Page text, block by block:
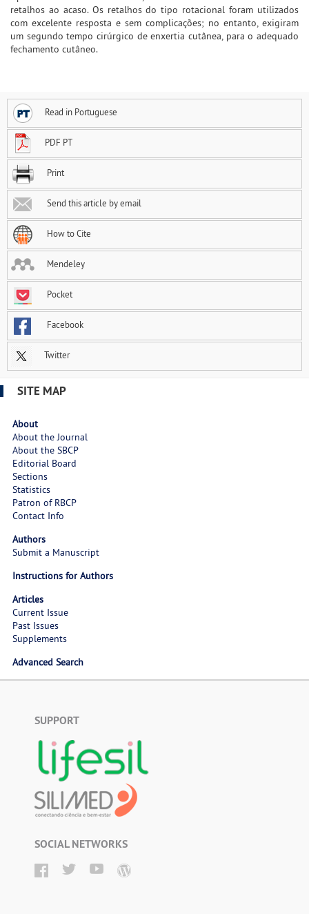
retalhos ao acaso. Os retalhos do tipo rotacional foram utilizados
com excelente resposta e sem complicações; no entanto, exigiram
um segundo tempo cirúrgico de enxertia cutânea, para o adequado
fechamento cutâneo.
Read in Portuguese
PDF PT
Print
Send this article by email
How to Cite
Mendeley
Pocket
Facebook
Twitter
SITE MAP
About
About the Journal
About the SBCP
Editorial Board
Sections
Statistics
Patron of RBCP
Contact Info
Authors
Submit a Manuscript
Instructions for Authors
Articles
Current Issue
Past Issues
Supplements
Advanced Search
SUPPORT
SOCIAL NETWORKS